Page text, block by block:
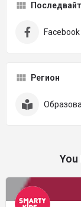
Facebook
Регион